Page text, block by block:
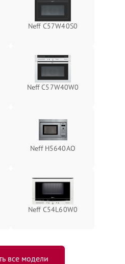
Neff C57W40S0
Neff C57W40W0
Neff H5640AO
Neff C54L60W0
все модели